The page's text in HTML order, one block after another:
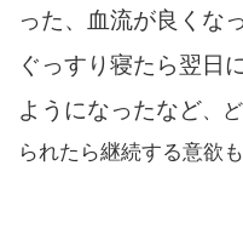
った、血流が良くな
ぐっすり寝たら翌日
ようになったなど、
られたら継続する意欲